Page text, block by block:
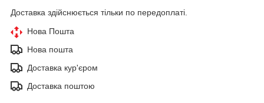
Доставка здійснюється тільки по передоплаті.
Нова Пошта
Нова пошта
Доставка кур'єром
Доставка поштою